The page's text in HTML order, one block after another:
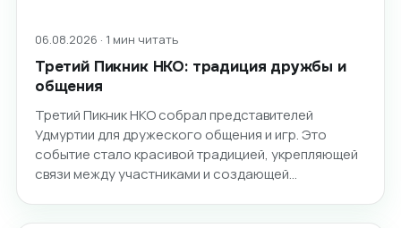
06.08.2026 · 1 мин читать
Третий Пикник НКО: традиция дружбы и
общения
Третий Пикник НКО собрал представителей
Удмуртии для дружеского общения и игр. Это
событие стало красивой традицией, укрепляющей
связи между участниками и создающей…